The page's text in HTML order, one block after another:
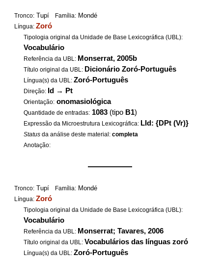
Tronco: Tupí Família: Mondé
Língua:Zoró
Tipologia original da Unidade de Base Lexicográfica (UBL):
Vocabulário
Referência da UBL: Monserrat, 2005b
Título original da UBL: Dicionário Zoró-Português
Língua(s) da UBL:Zoró-Português
Direção: Id → Pt
Orientação: onomasiológica
Quantidade de entradas: 1083 (tipo B1)
Expressão da Microestrutura Lexicográfica: LId: {DPt (Vr)}
Status da análise deste material:completa
Anotação:
——————
Tronco: Tupí Família: Mondé
Língua:Zoró
Tipologia original da Unidade de Base Lexicográfica (UBL):
Vocabulário
Referência da UBL: Monserrat; Tavares, 2006
Título original da UBL: Vocabulários das línguas zoró
Língua(s) da UBL:Zoró-Português